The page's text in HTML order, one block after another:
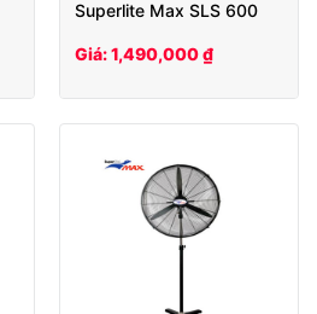
Superlite Max SLS 600
Giá: 1,490,000 ₫